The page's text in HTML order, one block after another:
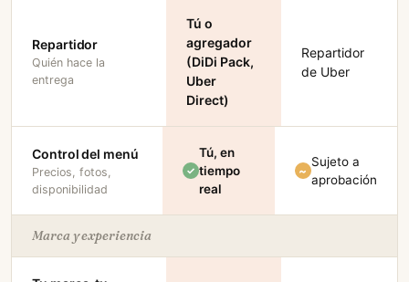
Repartidor
Quién hace la
entrega
Tú o
agregador
(DiDi Pack,
Uber
Direct)
Repartidor
de Uber
Control del menú
Precios, fotos,
disponibilidad
Tú, en
tiempo
real
Sujeto a
aprobación
Marca y experiencia